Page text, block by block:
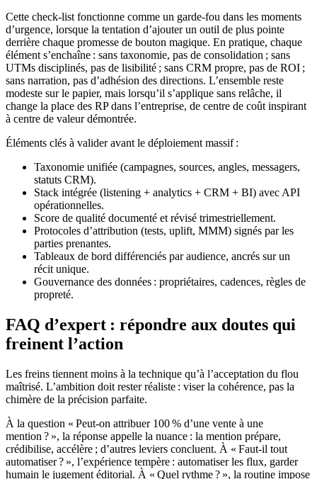
Cette check-list fonctionne comme un garde-fou dans les moments
d’urgence, lorsque la tentation d’ajouter un outil de plus pointe
derrière chaque promesse de bouton magique. En pratique, chaque
élément s’enchaîne : sans taxonomie, pas de consolidation ; sans
UTMs disciplinés, pas de lisibilité ; sans CRM propre, pas de ROI ;
sans narration, pas d’adhésion des directions. L’ensemble reste
modeste sur le papier, mais lorsqu’il s’applique sans relâche, il
change la place des RP dans l’entreprise, de centre de coût inspirant
à centre de valeur démontrée.
Éléments clés à valider avant le déploiement massif :
Taxonomie unifiée (campagnes, sources, angles, messagers,
statuts CRM).
Stack intégrée (listening + analytics + CRM + BI) avec API
opérationnelles.
Score de qualité documenté et révisé trimestriellement.
Protocoles d’attribution (tests, uplift, MMM) signés par les
parties prenantes.
Tableaux de bord différenciés par audience, ancrés sur un
récit unique.
Gouvernance des données : propriétaires, cadences, règles de
propreté.
FAQ d’expert : répondre aux doutes qui
freinent l’action
Les freins tiennent moins à la technique qu’à l’acceptation du flou
maîtrisé. L’ambition doit rester réaliste : viser la cohérence, pas la
chimère de la précision parfaite.
À la question « Peut-on attribuer 100 % d’une vente à une
mention ? », la réponse appelle la nuance : la mention prépare,
crédibilise, accélère ; d’autres leviers concluent. À « Faut-il tout
automatiser ? », l’expérience tempère : automatiser les flux, garder
humain le jugement éditorial. À « Quel rythme ? », la routine impose